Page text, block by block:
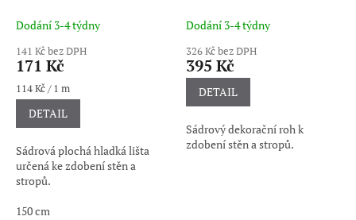
Dodání 3-4 týdny
141 Kč bez DPH
171 Kč
Měrná
cena:
114 Kč / 1 m
DETAIL
Sádrová plochá hladká lišta
určená ke zdobení stěn a
stropů.
150 cm
Dodání 3-4 týdny
326 Kč bez DPH
395 Kč
DETAIL
Sádrový dekorační roh k
zdobení stěn a stropů.